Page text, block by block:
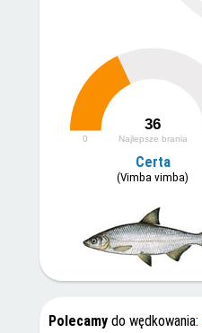
36
Najlepsze brania
0
Certa
(Vimba vimba)
Polecamy do wędkowania: